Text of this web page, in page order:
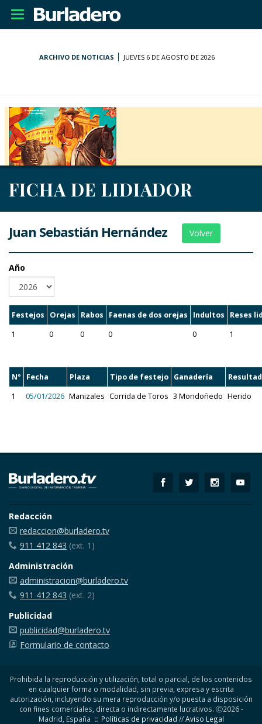
Desplegar
navegación
ARCHIVO DE NOTICIAS JUEVES 6 DE AGOSTO DE 2026
FICHA DE LIDIADOR
Juan Sebastián Hernández Volver
Año
Festejos Orejas Rabos Faenas de dos orejas Indultos
Reses
1
0 0 0 0 1
Nº Fecha Plaza Tipo de festejo Ganadería
1
05/01/2026 Manizales Corrida de Toros 3 Mondoñedo Herido
Redacción
redaccion@burladero.tv
911 412 843 (ext. 1)
Administración
administracion@burladero.tv
911 412 843 (ext. 2)
Publicidad
publicidad@burladero.tv
Formulario de contacto
Prohibida la reproducción y utilización, total o parcial, de los contenidos
en cualquier forma o modalidad, sin previa, expresa y escrita
autorización, incluyendo su mera reproducción y/o puesta a disposición
con fines comerciales, directa o indirectamente lucrativos. Ⓒ2026 -
Madrid, España :: Políticas de privacidad //Aviso Legal